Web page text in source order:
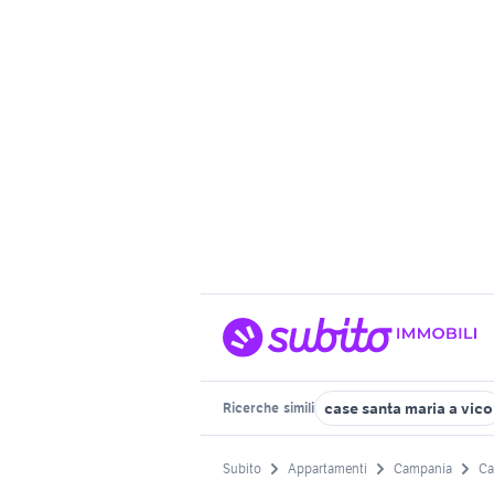
Ricerche simili case santa maria a vico
Subito Appartamenti Campania